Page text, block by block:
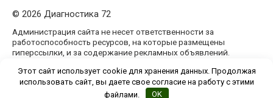
© 2026 Диагностика 72
Администрация сайта не несет ответственности за
работоспособность ресурсов, на которые размещены
гиперссылки, и за содержание рекламных объявлений.
авторов статей, размещённых на сайте diagnostika72.ru.
Этот сайт использует cookie для хранения данных. Продолжая
использовать сайт, вы даете свое согласие на работу с этими
файлами.
OK